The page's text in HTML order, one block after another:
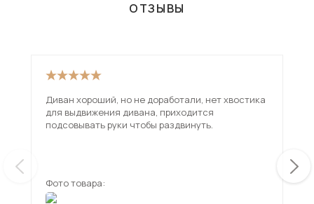
ОТЗЫВЫ
Диван хороший, но не доработали, нет хвостика
для выдвижения дивана, приходится
подсовывать руки чтобы раздвинуть.
Фото товара: